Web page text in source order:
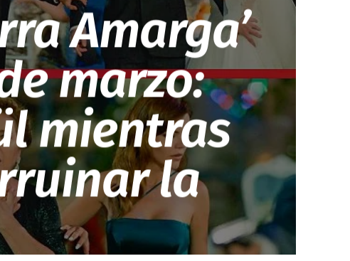
Amarga’
marzo:
mientras
la